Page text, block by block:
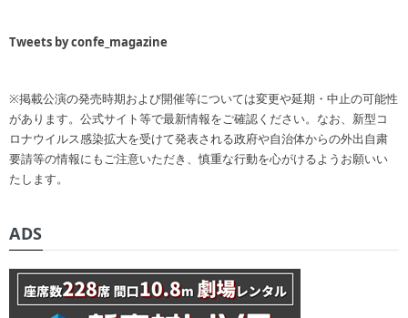
Tweets by confe_magazine
※掲載公演の発売時期および開催等については変更や延期・中止の可能性
があります。公式サイト等で最新情報をご確認ください。なお、新型コ
ロナウイルス感染拡大を受けて発表される政府や自治体からの外出自粛
要請等の情報にもご注意いただき、慎重な行動を心がけるようお願いい
たします。
ADS